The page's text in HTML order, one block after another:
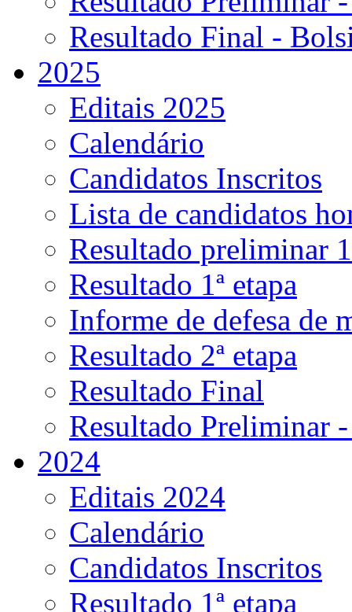
Resultado Final -
2025
Editais 2025
Calendário
Candidatos Inscritos
Lista de candidatos
Resultado preliminar
Resultado 1ª etapa
Informe de defesa de
Resultado 2ª etapa
Resultado Final
Resultado Preliminar
2024
Editais 2024
Calendário
Candidatos Inscritos
Resultado 1ª etapa